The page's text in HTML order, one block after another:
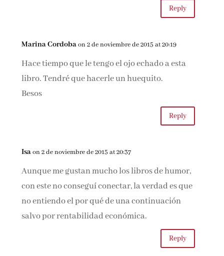
Reply
Marina Cordobaon 2 de noviembre de 2015 at 20:19
Hace tiempo que le tengo el ojo echado a esta
libro. Tendré que hacerle un huequito.
Besos
Reply
Isaon 2 de noviembre de 2015 at 20:37
Aunque me gustan mucho los libros de humor,
con este no conseguí conectar, la verdad es que
no entiendo el por qué de una continuación
salvo por rentabilidad económica.
Reply